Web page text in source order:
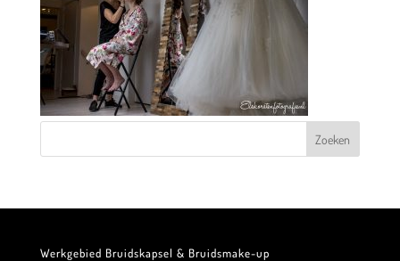
Werkgebied Bruidskapsel & Bruidsmake-up